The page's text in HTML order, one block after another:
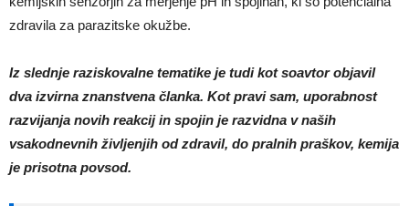
zdravila za parazitske okužbe.
Iz slednje raziskovalne tematike je tudi kot soavtor objavil
dva izvirna znanstvena članka. Kot pravi sam, uporabnost
razvijanja novih reakcij in spojin je razvidna v naših
vsakodnevnih življenjih od zdravil, do pralnih praškov, kemija
je prisotna povsod.